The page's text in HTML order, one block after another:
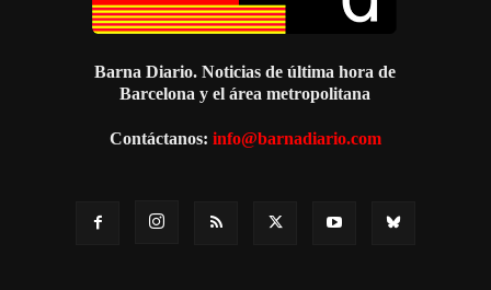
Barna Diario. Noticias de última hora de
Barcelona y el área metropolitana
Contáctanos: info@barnadiario.com